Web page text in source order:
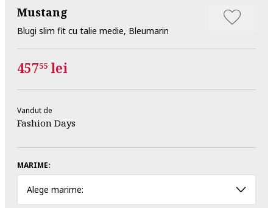
Mustang
Blugi slim fit cu talie medie, Bleumarin
45755 lei
Vandut de
Fashion Days
MARIME:
Alege marime: